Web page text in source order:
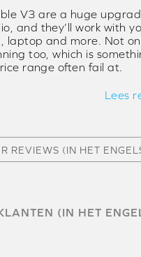
V3 are a huge
and they’ll work with
laptop and more. Not
too, which is
range often fail at.
Lees
REVIEWS (IN HET
(IN HET